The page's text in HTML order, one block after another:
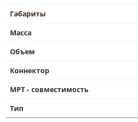
Габариты
Масса
Объем
Коннектор
МРТ - совместимость
Тип